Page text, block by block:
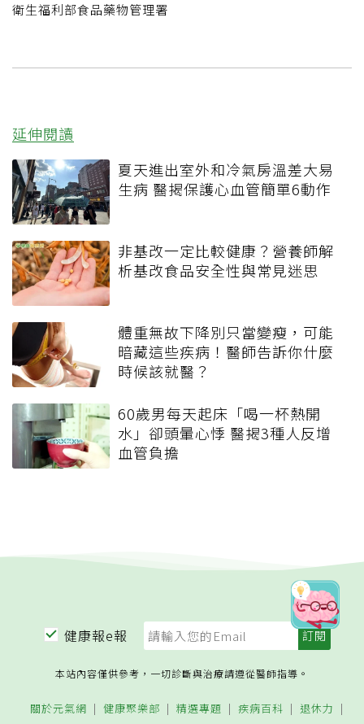
衛生福利部食品藥物管理署
延伸閱讀
夏天進出室外和冷氣房溫差大易
生病 醫揭保護心血管簡單6動作
非基改一定比較健康？營養師解
析基改食品安全性與常見迷思
體重無故下降別只當變瘦，可能
暗藏這些疾病！醫師告訴你什麼
時候該就醫？
60歲男每天起床「喝一杯熱開
水」卻頭暈心悸 醫揭3種人反增
血管負擔
健康報e報
本站內容僅供參考，一切診斷與治療請遵從醫師指導。
關於元氣網 健康聚樂部 精選專題 疾病百科 退休力